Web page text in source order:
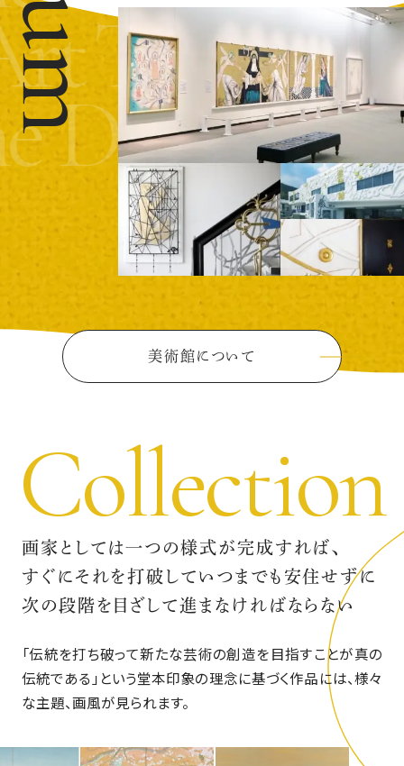
The
Domoto
美術館について
Collection
画家としては一つの様式が完成すれば、
すぐにそれを打破して いつまでも安住せずに
次の段階を目ざして進まなければならない
「伝統を打ち破って新たな芸術の創造を目指すことが真の
伝統である」という堂本印象の理念に基づく作品には、様々
な主題、画風が見られます。